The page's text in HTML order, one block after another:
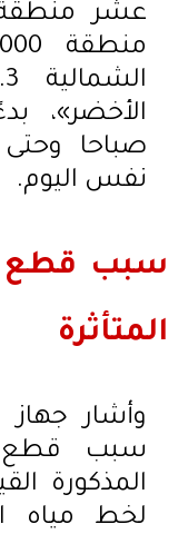
الأخضر»،
صباحا
نفس اليوم.
سبب قطع
المتأثرة
سبب قطع
المذكورة
لخط مياه